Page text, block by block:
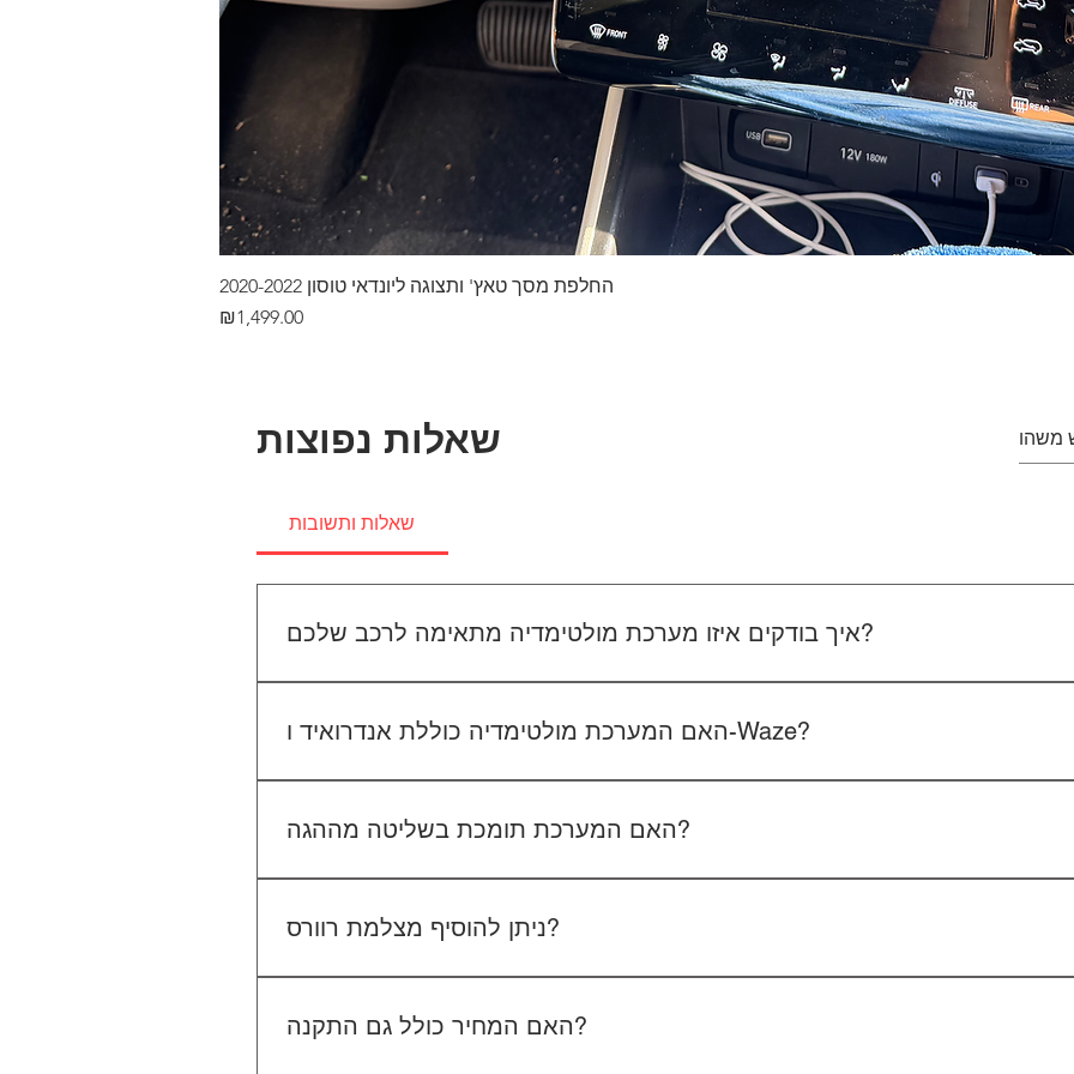
החלפת מסך טאץ' ותצוגה ליונדאי טוסון 2020-2022
Price
₪1,499.00
שאלות נפוצות
שאלות ותשובות
איך בודקים איזו מערכת מולטימדיה מתאימה לרכב שלכם?
מתאים לכם.
האם המערכת מולטימדיה כוללת אנדרואיד ו-Waze?
האם המערכת תומכת בשליטה מההגה?
אלינו לפני ההתקנה.
ניתן להוסיף מצלמת רוורס?
האם המחיר כולל גם התקנה?